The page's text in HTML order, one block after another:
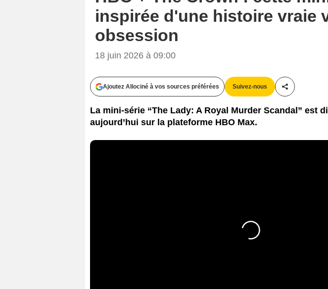
inspirée d'une histoire vraie
obsession
18 juin 2026 à 09:00
Ajoutez Allociné à vos sources préférées Suivez-nous
Partager cet
La mini-série “The Lady: A Royal Murder Scandal” est
aujourd’hui sur la plateforme HBO Max.